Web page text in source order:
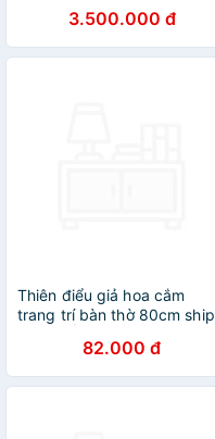
3.500.000 đ
Thiên điểu giả hoa cắm
trang trí bàn thờ 80cm ship
82.000 đ